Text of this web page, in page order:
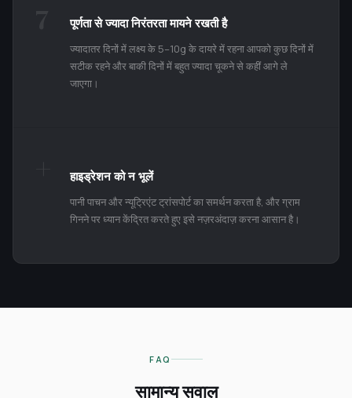
पूर्णता से ज्यादा निरंतरता मायने रखती है
ज्यादातर दिनों में लक्ष्य के 5–10g के दायरे में रहना आपको कुछ दिनों में
सटीक रहने और बाकी दिनों में बहुत ज्यादा चूकने से कहीं आगे ले
जाएगा।
हाइड्रेशन को न भूलें
पानी पाचन और न्यूट्रिएंट ट्रांसपोर्ट का समर्थन करता है, और ग्राम
गिनने पर ध्यान केंद्रित करते हुए इसे नज़रअंदाज़ करना आसान है।
FAQ
सामान्य सवाल